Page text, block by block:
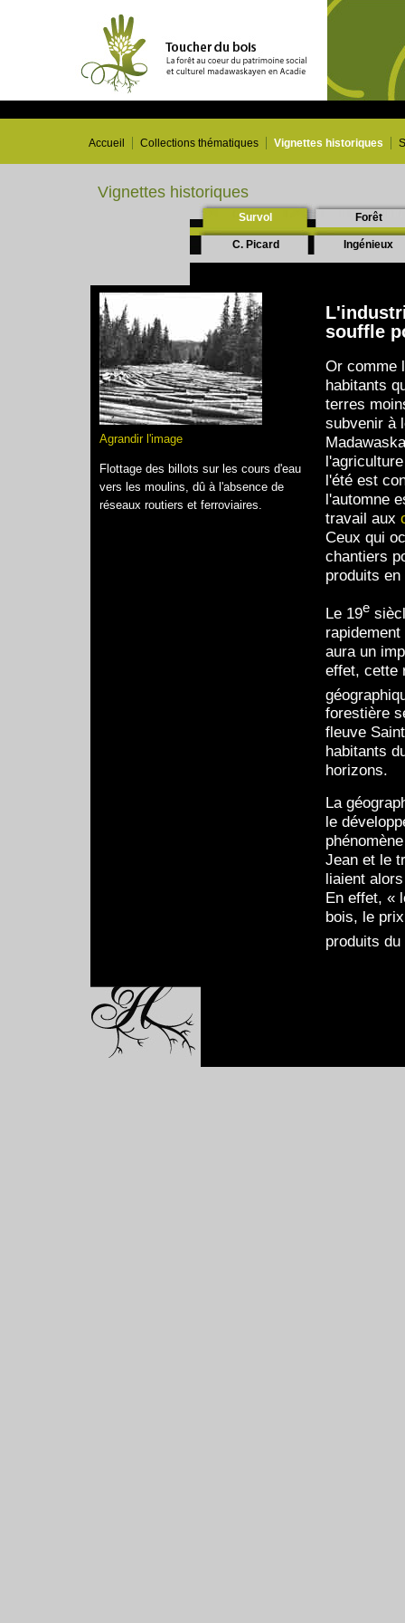
Accueil Collections thématiques Vignettes historiques
Vignettes historiques
Survol Forêt
C. Picard Ingénieux
Agrandir l'image
Flottage des billots sur les cours d'eau
vers les moulins, dû à l'absence de
réseaux routiers et ferroviaires.
souffle
Or comme
habitants
terres
subvenir à
l'été est
l'automne
travail aux
Ceux qui
chantiers
produits
Le 19e
aura un
effet, cette
forestière
fleuve
habitants
horizons.
La
le
Jean et le
liaient
En effet, «
bois, le
produits